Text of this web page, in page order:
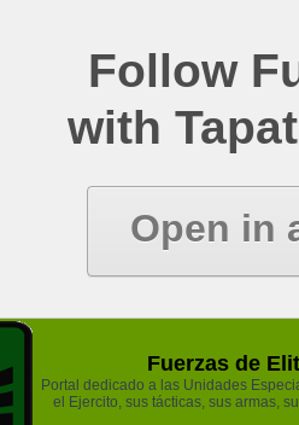
Follow
with
Open in
Fuerzas de
Portal dedicado a las Unidades
el Ejercito, sus tácticas, sus armas,